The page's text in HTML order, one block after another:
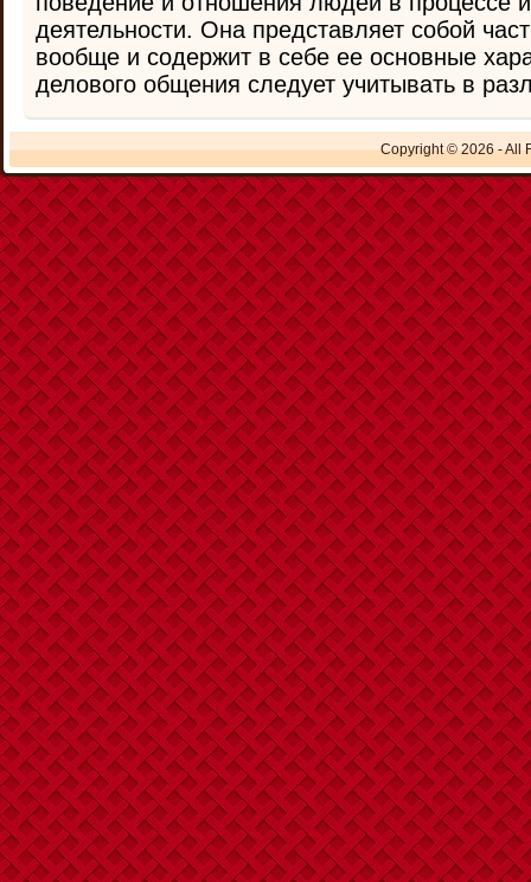
деятельности. Она представляет собой
вообще и содержит в себе ее основные
делового общения следует учитывать в
Copyright © 2026 - All